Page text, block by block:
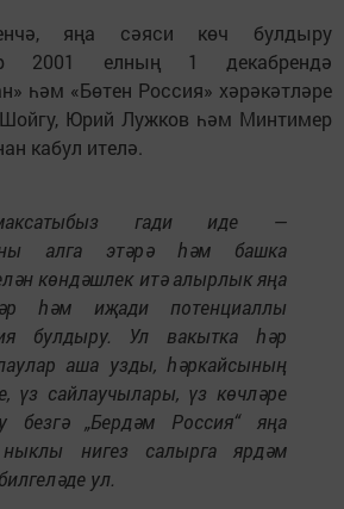
яңа сәяси көч булдыру
2001 елның 1 декабрендә
һәм «Бөтен Россия» хәрәкәтләре
Юрий Лужков һәм Минтимер
кабул ителә.
гади иде —
алга этәрә һәм башка
көндәшлек итә алырлык яңа
һәм иҗади потенциаллы
булдыру. Ул вакытка һәр
аша узды, һәркайсының
үз сайлаучылары, үз көчләре
безгә „Бердәм Россия“ яңа
ныклы нигез салырга ярдәм
ул.